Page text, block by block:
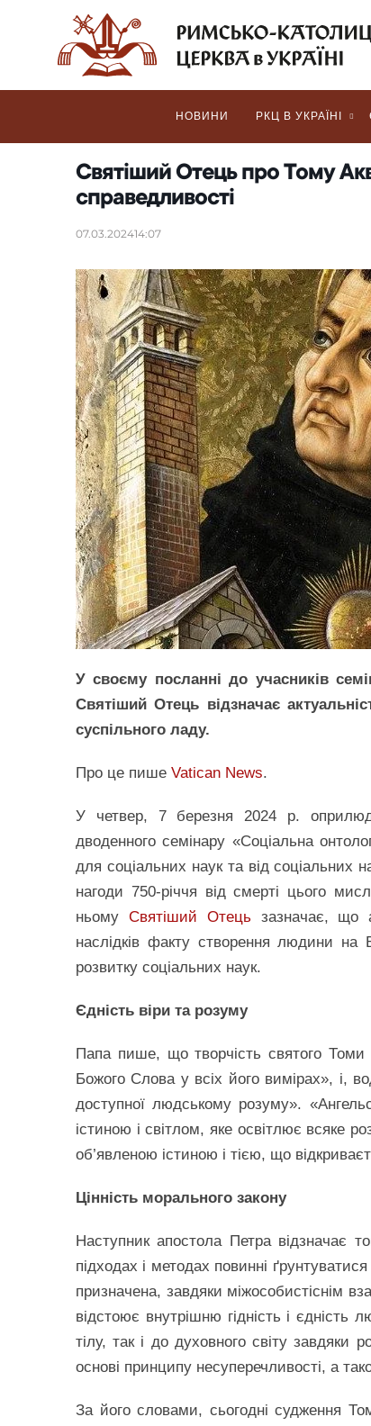
НОВИНИ РКЦ В УКРАЇНІ
Святіший Отець про Тому
справедливості
07.03.202414:07
У своєму посланні до учасників
Святіший Отець відзначає
суспільного ладу.
Про це пише Vatican News.
У четвер, 7 березня 2024 р.
дводенного семінару «Соціальна
для соціальних наук та від соціальних
нагоди 750-річчя від смерті цього
ньому Святіший Отецьзазначає, що
наслідків факту створення людини
розвитку соціальних наук.
Єдність віри та розуму
Папа пише, що творчість святого Томи
Божого Слова у всіх його вимірах», і,
доступної людському розуму».
істиною і світлом, яке освітлює всяке
об’явленою істиною і тією, що
Цінність морального закону
Наступник апостола Петра відзначає
підходах і методах повинні
призначена, завдяки міжособистіснім
відстоює внутрішню гідність і єдність
тілу, так і до духовного світу завдяки
основі принципу несуперечливості, а
За його словами, сьогодні судження